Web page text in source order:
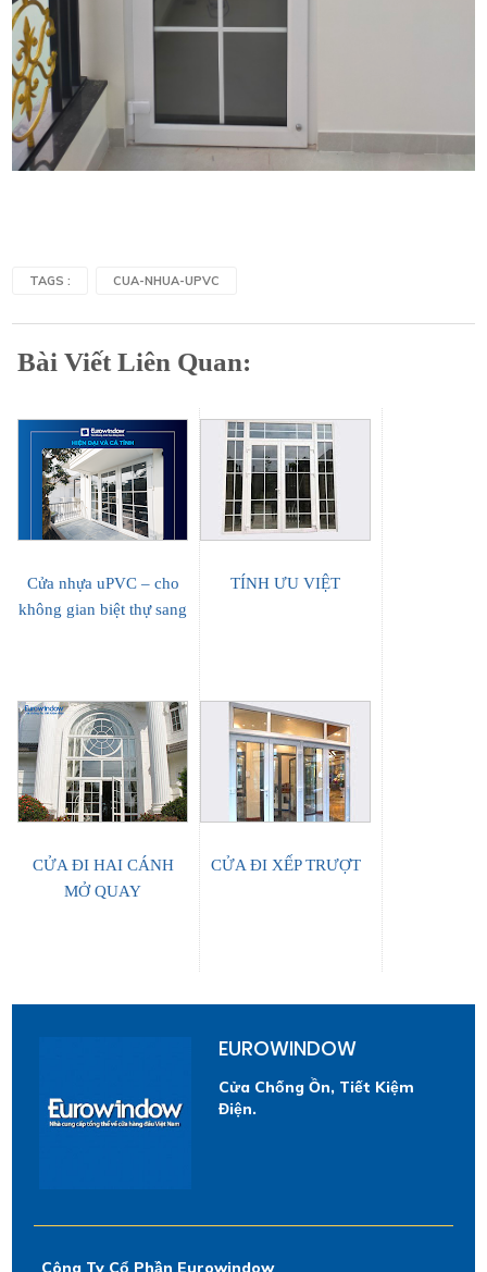
TAGS : CUA-NHUA-UPVC
Bài Viết Liên Quan:
Cửa nhựa uPVC – cho
không gian biệt thự sang
TÍNH ƯU VIỆT
CỬA ĐI HAI CÁNH
MỞ QUAY
CỬA ĐI XẾP TRƯỢT
EUROWINDOW
Cửa Chống Ồn, Tiết Kiệm
Điện.